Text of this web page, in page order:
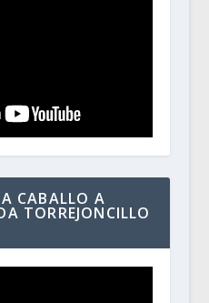
CABALLO A
TORREJONCILLO